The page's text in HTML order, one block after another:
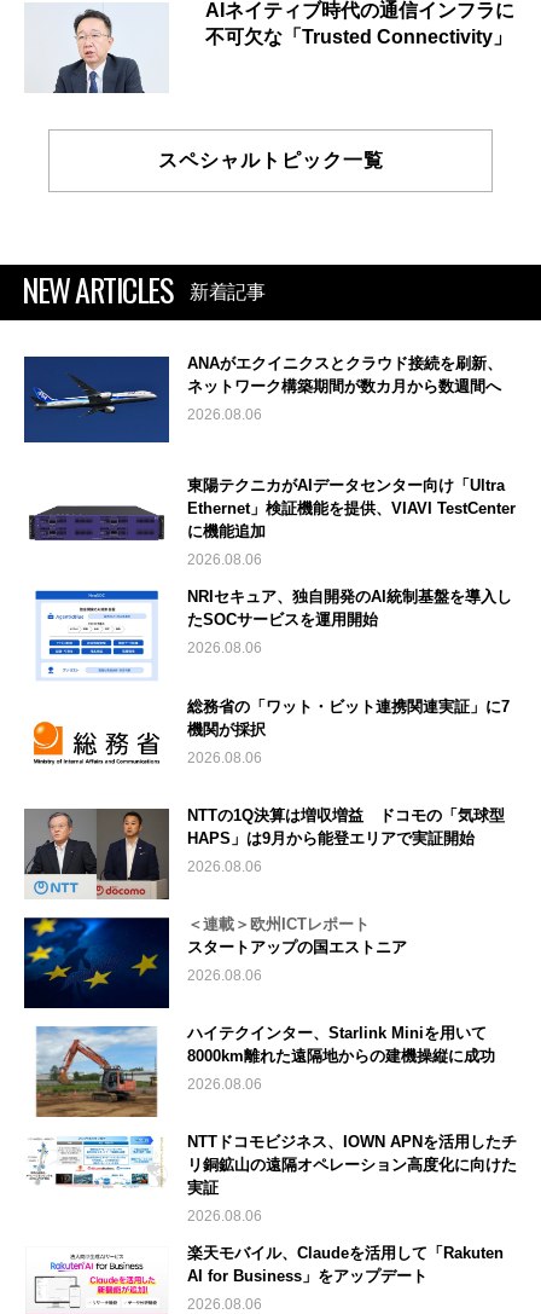
AIネイティブ時代の通信インフラに
不可欠な「Trusted Connectivity」
スペシャルトピック一覧
NEW ARTICLES 新着記事
ANAがエクイニクスとクラウド接続を刷新、
ネットワーク構築期間が数カ月から数週間へ
2026.08.06
東陽テクニカがAIデータセンター向け「Ultra
Ethernet」検証機能を提供、VIAVI TestCenter
に機能追加
2026.08.06
NRIセキュア、独自開発のAI統制基盤を導入し
たSOCサービスを運用開始
2026.08.06
総務省の「ワット・ビット連携関連実証」に7
機関が採択
2026.08.06
NTTの1Q決算は増収増益 ドコモの「気球型
HAPS」は9月から能登エリアで実証開始
2026.08.06
＜連載＞欧州ICTレポート
スタートアップの国エストニア
2026.08.06
ハイテクインター、Starlink Miniを用いて
8000km離れた遠隔地からの建機操縦に成功
2026.08.06
NTTドコモビジネス、IOWN APNを活用したチ
リ銅鉱山の遠隔オペレーション高度化に向けた
実証
2026.08.06
楽天モバイル、Claudeを活用して「Rakuten
AI for Business」をアップデート
2026.08.06